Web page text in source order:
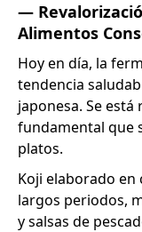
—
Alimentos
Hoy en día, la
tendencia
japonesa. Se
fundamental que
platos.
Koji elaborado
largos periodos,
y salsas de